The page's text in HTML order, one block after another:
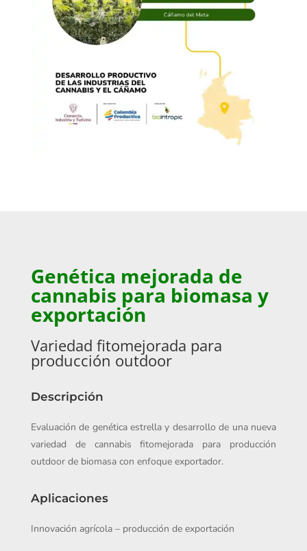
Genética mejorada de
cannabis para biomasa y
exportación
Variedad fitomejorada para
producción outdoor
Descripción
Evaluación de genética estrella y desarrollo de una nueva
variedad de cannabis fitomejorada para producción
outdoor de biomasa con enfoque exportador.
Aplicaciones
Innovación agrícola – producción de exportación